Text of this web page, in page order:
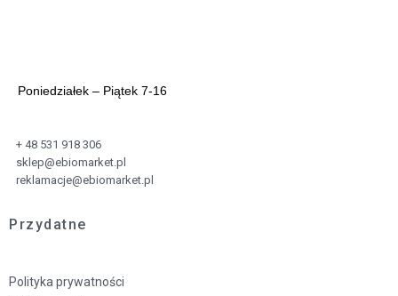
Poniedziałek – Piątek 7-16
+ 48 531 918 306
sklep@ebiomarket.pl
reklamacje@ebiomarket.pl
Przydatne
Polityka prywatności